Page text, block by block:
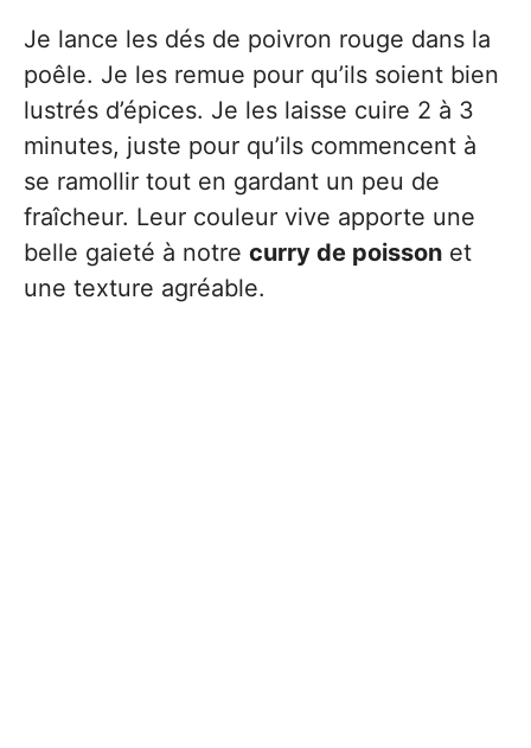
Je lance les dés de poivron rouge dans la
poêle. Je les remue pour qu’ils soient bien
lustrés d’épices. Je les laisse cuire 2 à 3
minutes, juste pour qu’ils commencent à
se ramollir tout en gardant un peu de
fraîcheur. Leur couleur vive apporte une
belle gaieté à notre curry de poisson et
une texture agréable.